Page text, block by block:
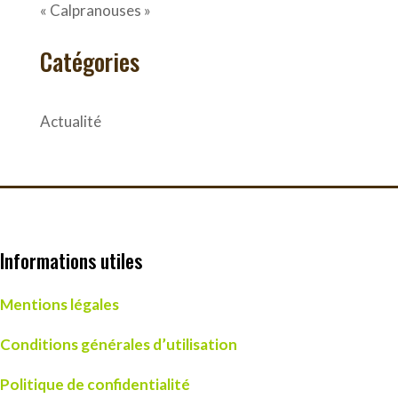
« Calpranouses »
Catégories
Actualité
Informations utiles
Mentions légales
Conditions générales d’utilisation
Politique de confidentialité